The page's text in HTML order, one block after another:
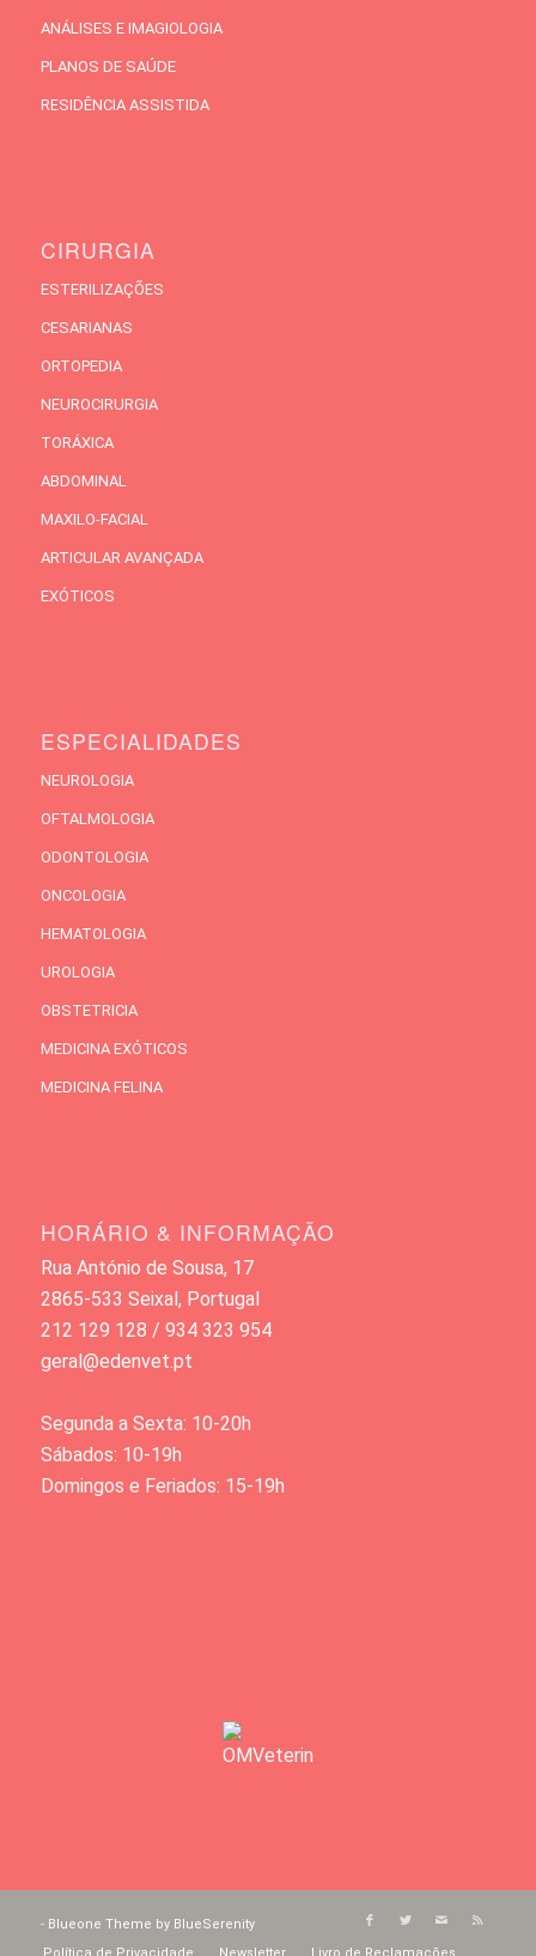
ANÁLISES E IMAGIOLOGIA
PLANOS DE SAÚDE
RESIDÊNCIA ASSISTIDA
CIRURGIA
ESTERILIZAÇÕES
CESARIANAS
ORTOPEDIA
NEUROCIRURGIA
TORÁXICA
ABDOMINAL
MAXILO-FACIAL
ARTICULAR AVANÇADA
EXÓTICOS
ESPECIALIDADES
NEUROLOGIA
OFTALMOLOGIA
ODONTOLOGIA
ONCOLOGIA
HEMATOLOGIA
UROLOGIA
OBSTETRICIA
MEDICINA EXÓTICOS
MEDICINA FELINA
HORÁRIO & INFORMAÇÃO
Rua António de Sousa, 17
2865-533 Seixal, Portugal
212 129 128 / 934 323 954
geral@edenvet.pt
Segunda a Sexta: 10-20h
Sábados: 10-19h
Domingos e Feriados: 15-19h
- Blueone Theme by BlueSerenity
Política de Privacidade
Newsletter Livro de Reclamações